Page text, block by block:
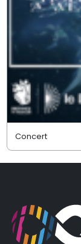
Concert